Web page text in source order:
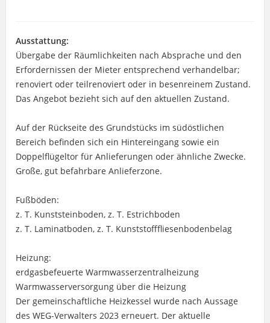
Ausstattung:
Übergabe der Räumlichkeiten nach Absprache und den
Erfordernissen der Mieter entsprechend verhandelbar;
renoviert oder teilrenoviert oder in besenreinem Zustand.
Das Angebot bezieht sich auf den aktuellen Zustand.
Auf der Rückseite des Grundstücks im südöstlichen
Bereich befinden sich ein Hintereingang sowie ein
Doppelflügeltor für Anlieferungen oder ähnliche Zwecke.
Große, gut befahrbare Anlieferzone.
Fußböden:
z. T. Kunststeinboden, z. T. Estrichboden
z. T. Laminatboden, z. T. Kunststofffliesenbodenbelag
Heizung:
erdgasbefeuerte Warmwasserzentralheizung
Warmwasserversorgung über die Heizung
Der gemeinschaftliche Heizkessel wurde nach Aussage
des WEG-Verwalters 2023 erneuert. Der aktuelle